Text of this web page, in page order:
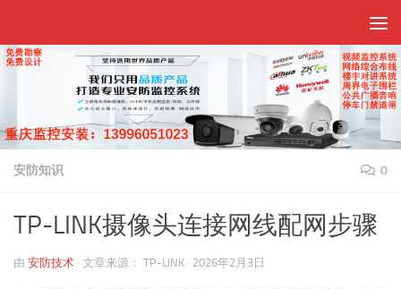
安防知识 0
TP-LINK摄像头连接网线配网步骤
由 安防技术 · 文章来源： TP-LINK · 2026年2月3日